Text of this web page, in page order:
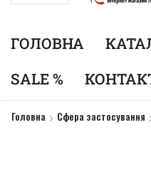
ГОЛОВНА
SALE %
Головна Сфера застосування